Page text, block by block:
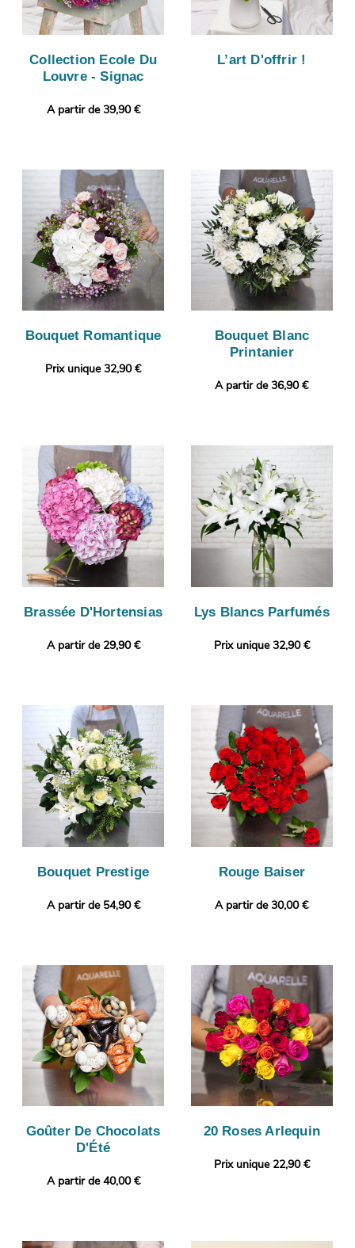
Collection Ecole Du
Louvre - Signac
A partir de 39,90 €
L’art D'offrir !
Bouquet Romantique
Prix unique 32,90 €
Bouquet Blanc
Printanier
A partir de 36,90 €
Brassée D'Hortensias
A partir de 29,90 €
Lys Blancs Parfumés
Prix unique 32,90 €
Bouquet Prestige
A partir de 54,90 €
Rouge Baiser
A partir de 30,00 €
Goûter De Chocolats
D'Été
A partir de 40,00 €
20 Roses Arlequin
Prix unique 22,90 €